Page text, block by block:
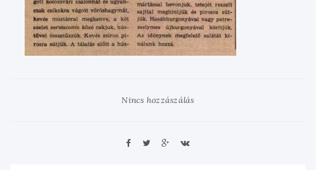
Nincs hozzászálás